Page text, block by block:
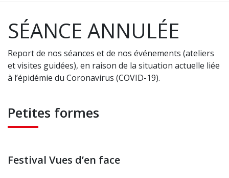
SÉANCE ANNULÉE
Report de nos séances et de nos événements (ateliers
et visites guidées), en raison de la situation actuelle liée
à l’épidémie du Coronavirus (COVID-19).
Petites formes
Festival Vues d’en face